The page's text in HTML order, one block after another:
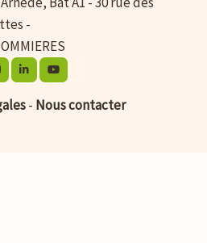
-
- Nous contacter